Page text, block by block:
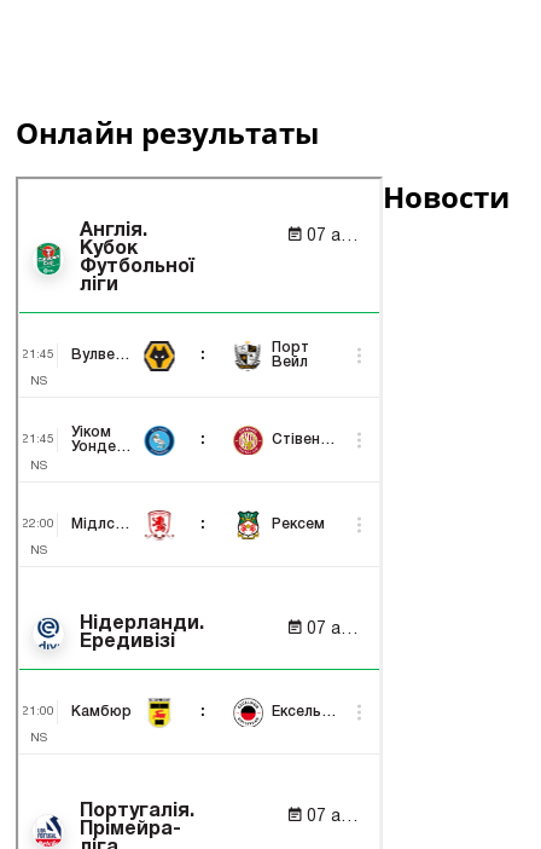
Онлайн результаты
Новости